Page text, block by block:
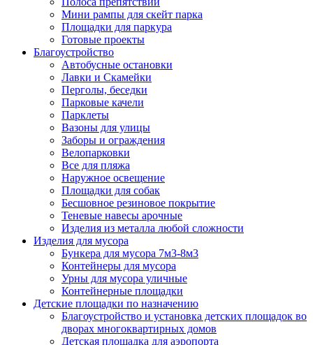
Мини рампы для скейт парка
Площадки для паркура
Готовые проекты
Благоустройство
Автобусные остановки
Лавки и Скамейки
Перголы, беседки
Парковые качели
Парклеты
Вазоны для улицы
Заборы и ограждения
Велопарковки
Все для пляжа
Наружное освещение
Площадки для собак
Бесшовное резиновое покрытие
Теневые навесы арочные
Изделия из металла любой сложности
Изделия для мусора
Бункера для мусора 7м3-8м3
Контейнеры для мусора
Урны для мусора уличные
Контейнерные площадки
Детские площадки по назначению
Благоустройство и установка детских площадок во
дворах многоквартирных домов
Детская площадка для аэропорта